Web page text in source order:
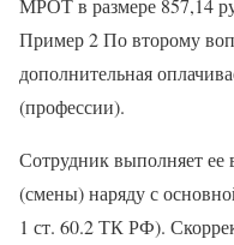
МРОТ в размере 857,14
Пример 2 По второму
дополнительная
(профессии).
Сотрудник выполняет ее
(смены) наряду с
1 ст. 60.2 ТК РФ).